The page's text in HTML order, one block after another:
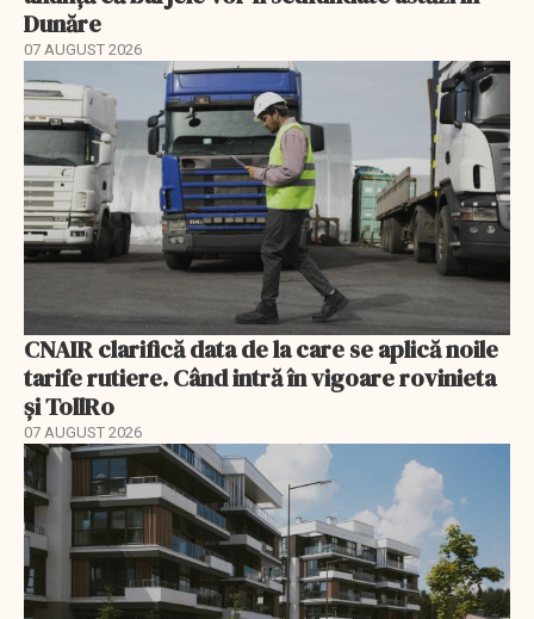
Dunăre
07 AUGUST 2026
CNAIR clarifică data de la care se aplică noile
tarife rutiere. Când intră în vigoare rovinieta
și TollRo
07 AUGUST 2026